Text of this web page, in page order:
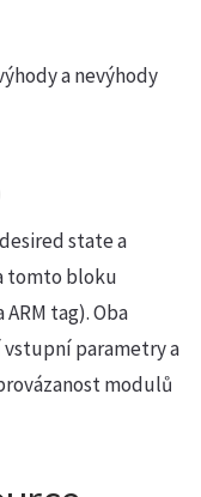
a nevýhody
state a
tomto bloku
tag). Oba
parametry a
modulů